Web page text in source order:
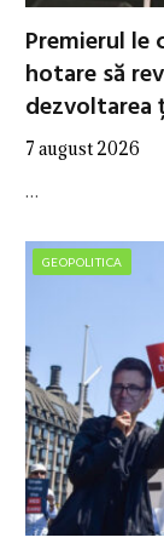
Premierul
hotare să
dezvoltarea
7 august 2026
…
GEOPOLITICA